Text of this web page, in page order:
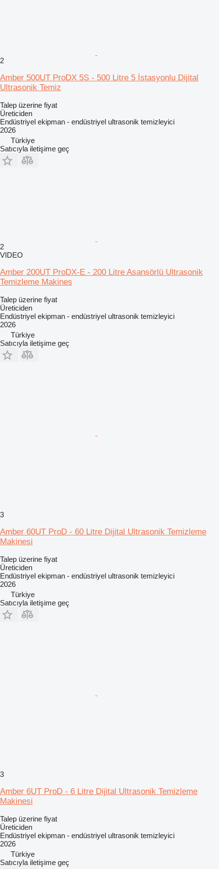
2
Amber 500UT ProDX 5S - 500 Litre 5 İstasyonlu Dijital
Ultrasonik Temiz
Talep üzerine fiyat
Üreticiden
Endüstriyel ekipman - endüstriyel ultrasonik temizleyici
2026
Türkiye
Satıcıyla iletişime geç
2
VIDEO
Amber 200UT ProDX-E - 200 Litre Asansörlü Ultrasonik
Temizleme Makines
Talep üzerine fiyat
Üreticiden
Endüstriyel ekipman - endüstriyel ultrasonik temizleyici
2026
Türkiye
Satıcıyla iletişime geç
3
Amber 60UT ProD - 60 Litre Dijital Ultrasonik Temizleme
Makinesi
Talep üzerine fiyat
Üreticiden
Endüstriyel ekipman - endüstriyel ultrasonik temizleyici
2026
Türkiye
Satıcıyla iletişime geç
3
Amber 6UT ProD - 6 Litre Dijital Ultrasonik Temizleme
Makinesi
Talep üzerine fiyat
Üreticiden
Endüstriyel ekipman - endüstriyel ultrasonik temizleyici
2026
Türkiye
Satıcıyla iletişime geç